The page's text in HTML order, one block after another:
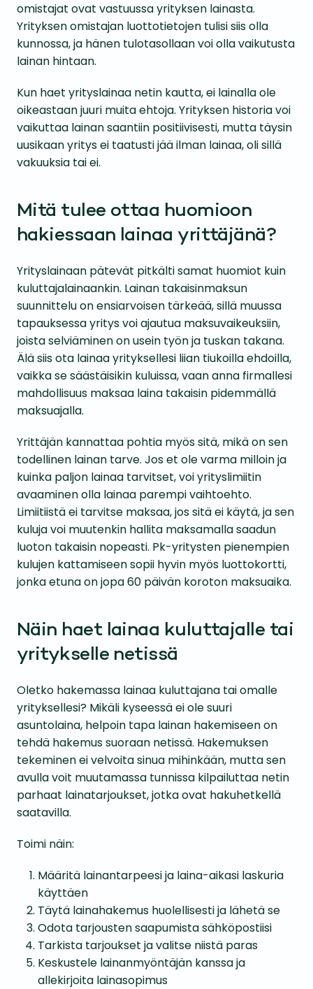
omistajat ovat vastuussa yrityksen lainasta.
Yrityksen omistajan luottotietojen tulisi siis olla
kunnossa, ja hänen tulotasollaan voi olla vaikutusta
lainan hintaan.
Kun haet yrityslainaa netin kautta, ei lainalla ole
oikeastaan juuri muita ehtoja. Yrityksen historia voi
vaikuttaa lainan saantiin positiivisesti, mutta täysin
uusikaan yritys ei taatusti jää ilman lainaa, oli sillä
vakuuksia tai ei.
Mitä tulee ottaa huomioon
hakiessaan lainaa yrittäjänä?
Yrityslainaan pätevät pitkälti samat huomiot kuin
kuluttajalainaankin. Lainan takaisinmaksun
suunnittelu on ensiarvoisen tärkeää, sillä muussa
tapauksessa yritys voi ajautua maksuvaikeuksiin,
joista selviäminen on usein työn ja tuskan takana.
Älä siis ota lainaa yrityksellesi liian tiukoilla ehdoilla,
vaikka se säästäisikin kuluissa, vaan anna firmallesi
mahdollisuus maksaa laina takaisin pidemmällä
maksuajalla.
Yrittäjän kannattaa pohtia myös sitä, mikä on sen
todellinen lainan tarve. Jos et ole varma milloin ja
kuinka paljon lainaa tarvitset, voi yrityslimiitin
avaaminen olla lainaa parempi vaihtoehto.
Limiitiistä ei tarvitse maksaa, jos sitä ei käytä, ja sen
kuluja voi muutenkin hallita maksamalla saadun
luoton takaisin nopeasti. Pk-yritysten pienempien
kulujen kattamiseen sopii hyvin myös luottokortti,
jonka etuna on jopa 60 päivän koroton maksuaika.
Näin haet lainaa kuluttajalle tai
yritykselle netissä
Oletko hakemassa lainaa kuluttajana tai omalle
yrityksellesi? Mikäli kyseessä ei ole suuri
asuntolaina, helpoin tapa lainan hakemiseen on
tehdä hakemus suoraan netissä. Hakemuksen
tekeminen ei velvoita sinua mihinkään, mutta sen
avulla voit muutamassa tunnissa kilpailuttaa netin
parhaat lainatarjoukset, jotka ovat hakuhetkellä
saatavilla.
Toimi näin:
Määritä lainantarpeesi ja laina-aikasi laskuria
käyttäen
Täytä lainahakemus huolellisesti ja lähetä se
Odota tarjousten saapumista sähköpostiisi
Tarkista tarjoukset ja valitse niistä paras
Keskustele lainanmyöntäjän kanssa ja
allekirjoita lainasopimus